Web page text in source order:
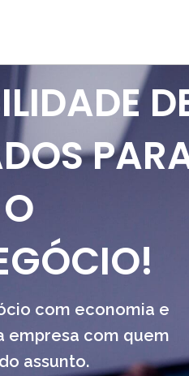
O
com economia e
empresa com quem
assunto.